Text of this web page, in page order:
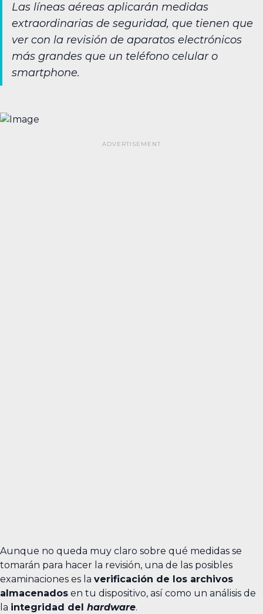
Las líneas aéreas aplicarán medidas
extraordinarias de seguridad, que tienen que
ver con la revisión de aparatos electrónicos
más grandes que un teléfono celular o
smartphone.
Aunque no queda muy claro sobre qué medidas se
tomarán para hacer la revisión, una de las posibles
examinaciones es la verificación de los archivos
almacenados en tu dispositivo, así como un análisis de
la integridad del hardware.